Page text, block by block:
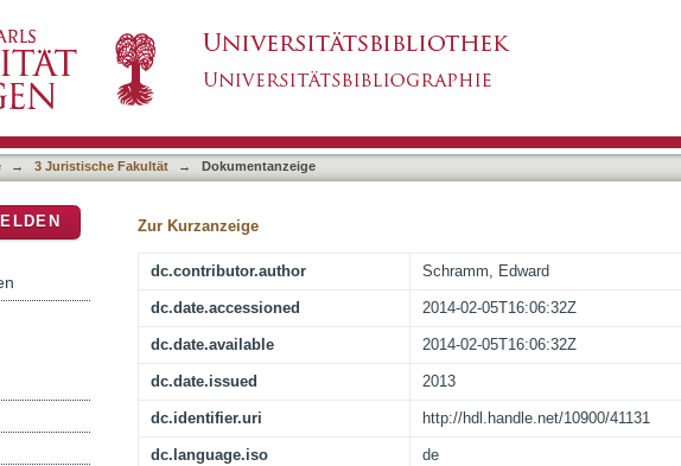
→ 3 Juristische Fakultät → Dokumentanzeige
Zur Kurzanzeige
dc.contributor.author Schramm, Edward
dc.date.accessioned 2014-02-05T16:06:32Z
dc.date.available 2014-02-05T16:06:32Z
dc.date.issued 2013
dc.identifier.uri http://hdl.handle.net/10900/41131
dc.language.iso de